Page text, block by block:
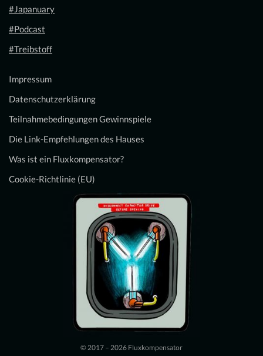
#Japanuary
#Podcast
#Treibstoff
Impressum
Datenschutzerklärung
Teilnahmebedingungen Gewinnspiele
Die Link-Empfehlungen des Hauses
Was ist ein Fluxkompensator?
Cookie-Richtlinie (EU)
© 2017 – 2026 Fluxkompensator